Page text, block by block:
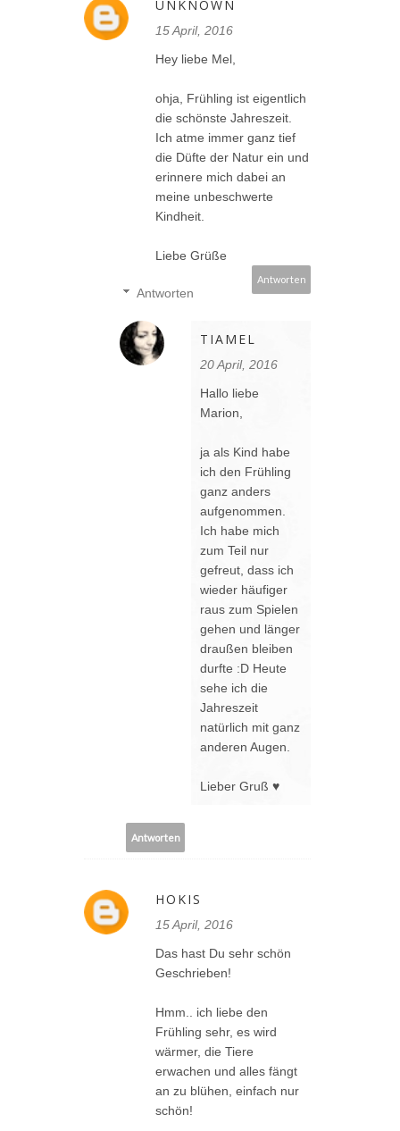
UNKNOWN
15 April, 2016
Hey liebe Mel,
ohja, Frühling ist eigentlich
die schönste Jahreszeit.
Ich atme immer ganz tief
die Düfte der Natur ein und
erinnere mich dabei an
meine unbeschwerte
Kindheit.
Liebe Grüße
Antworten
Antworten
TIAMEL
20 April, 2016
Hallo liebe
Marion,
ja als Kind habe
ich den Frühling
ganz anders
aufgenommen.
Ich habe mich
zum Teil nur
gefreut, dass ich
wieder häufiger
raus zum Spielen
gehen und länger
draußen bleiben
durfte :D Heute
sehe ich die
Jahreszeit
natürlich mit ganz
anderen Augen.
Lieber Gruß ♥
Antworten
HOKIS
15 April, 2016
Das hast Du sehr schön
Geschrieben!
Hmm.. ich liebe den
Frühling sehr, es wird
wärmer, die Tiere
erwachen und alles fängt
an zu blühen, einfach nur
schön!